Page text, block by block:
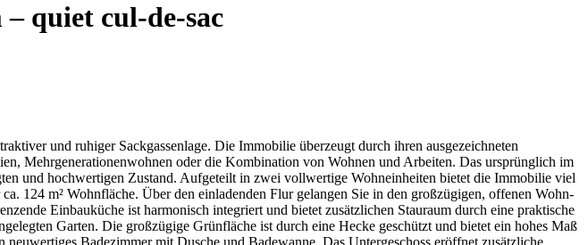
quiet cul-de-sac
und ruhiger Sackgassenlage. Die Immobilie überzeugt durch ihren ausgezeichneten
Mehrgenerationenwohnen oder die Kombination von Wohnen und Arbeiten. Das ursprünglich im
und hochwertigen Zustand. Aufgeteilt in zwei vollwertige Wohneinheiten bietet die Immobilie viel
124 m² Wohnfläche. Über den einladenden Flur gelangen Sie in den großzügigen, offenen Wohn-
Einbauküche ist harmonisch integriert und bietet zusätzlichen Stauraum durch eine praktische
Garten. Die großzügige Grünfläche ist durch eine Hecke geschützt und bietet ein hohes Maß
Badezimmer mit Dusche und Badewanne. Das Untergeschoss eröffnet zusätzliche